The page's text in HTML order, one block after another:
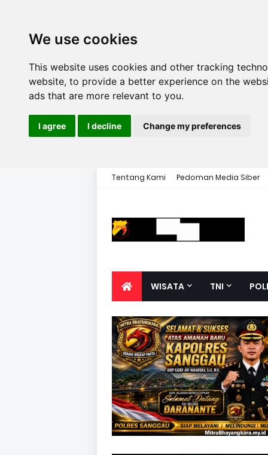
We use cookies
This website uses cookies and other tracking
website, to provide a better experience on the
ads that are more relevant to you.
I agree I decline Change my preferences
Tentang Kami Pedoman Media Siber
WISATA TNI